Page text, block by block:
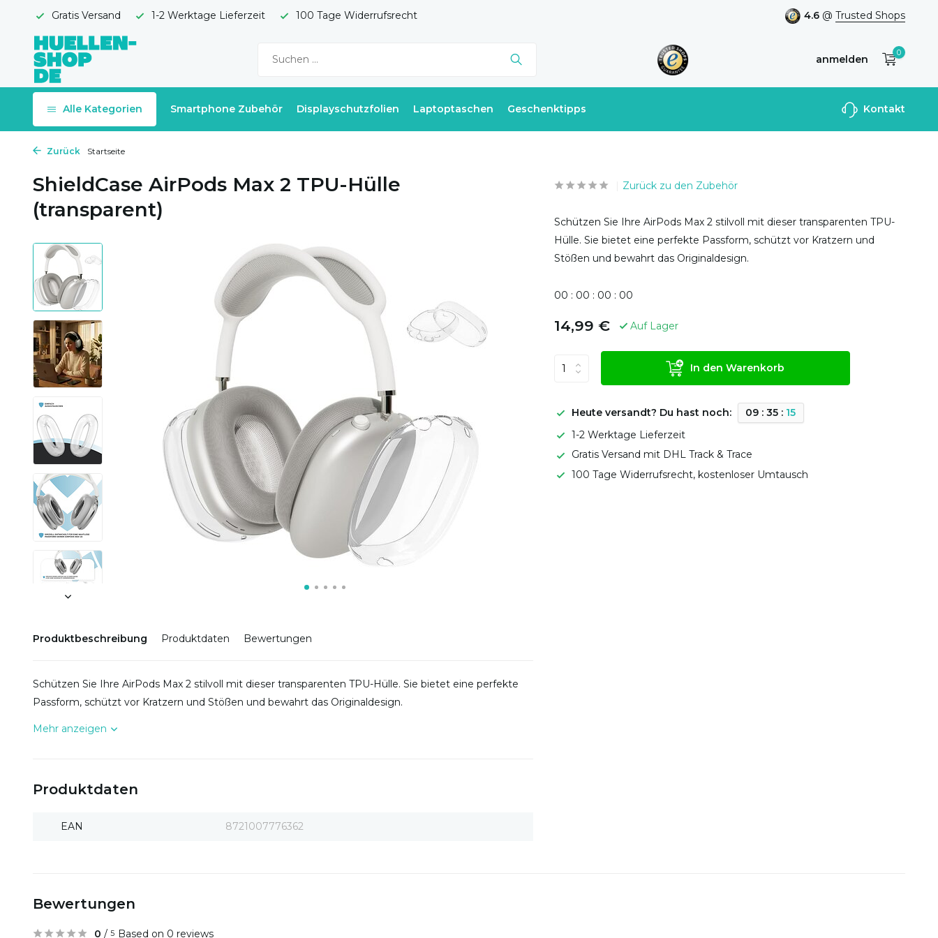
Gratis Versand 1-2 Werktage Lieferzeit 100 Tage Widerrufsrecht 4.6 @ Trusted Shops
anmelden
Benutzerkonto
0
Alle Kategorien Smartphone Zubehör Displayschutzfolien Laptoptaschen Geschenktipps Kontakt
Zurück Startseite
ShieldCase AirPods Max 2 TPU-Hülle
(transparent)
Produktbeschreibung Produktdaten Bewertungen
Schützen Sie Ihre AirPods Max 2 stilvoll mit dieser transparenten TPU-Hülle. Sie bietet eine perfekte
Passform, schützt vor Kratzern und Stößen und bewahrt das Originaldesign.
Mehr anzeigen
Produktdaten
EAN 8721007776362
Zurück zu den Zubehör
Schützen Sie Ihre AirPods Max 2 stilvoll mit dieser transparenten TPU-
Hülle. Sie bietet eine perfekte Passform, schützt vor Kratzern und
Stößen und bewahrt das Originaldesign.
00 : 00 : 00 : 00
14,99 € Auf Lager
In den Warenkorb
Heute versandt? Du hast noch: 09 :35 : 15
1-2 Werktage Lieferzeit
Gratis Versand mit DHL Track & Trace
100 Tage Widerrufsrecht, kostenloser Umtausch
Bewertungen
0 / 5 Based on 0 reviews